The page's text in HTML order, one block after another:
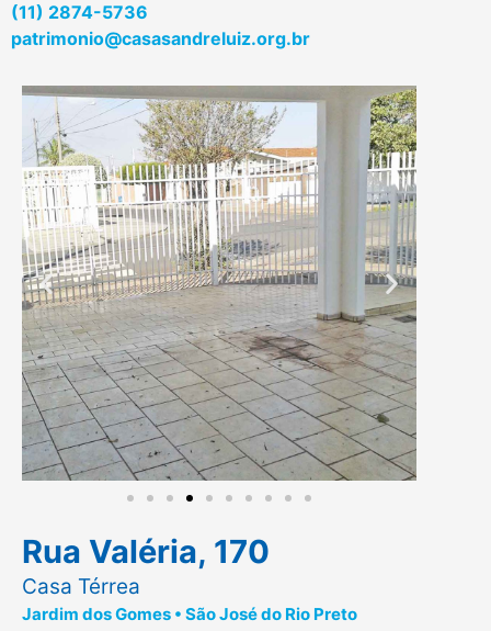
(11) 2874-5736
patrimonio@casasandreluiz.org.br
Rua Valéria, 170
Casa Térrea
Jardim dos Gomes • São José do Rio Preto